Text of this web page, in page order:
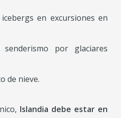
en excursiones en
por glaciares
de nieve.
Islandia debe estar en